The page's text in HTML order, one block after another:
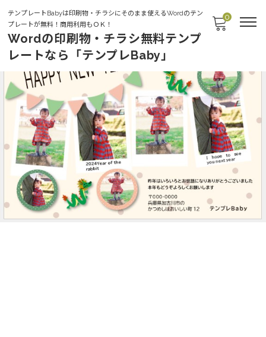
テンプレートBabyは印刷物・チラシにそのまま使えるWordのテン
プレートが無料！商用利用もＯＫ！
Wordの印刷物・チラシ無料テンプ
レートなら「テンプレBaby」
0